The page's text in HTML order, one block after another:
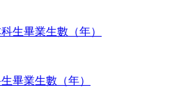
生畢業生數（年）
畢業生數（年）